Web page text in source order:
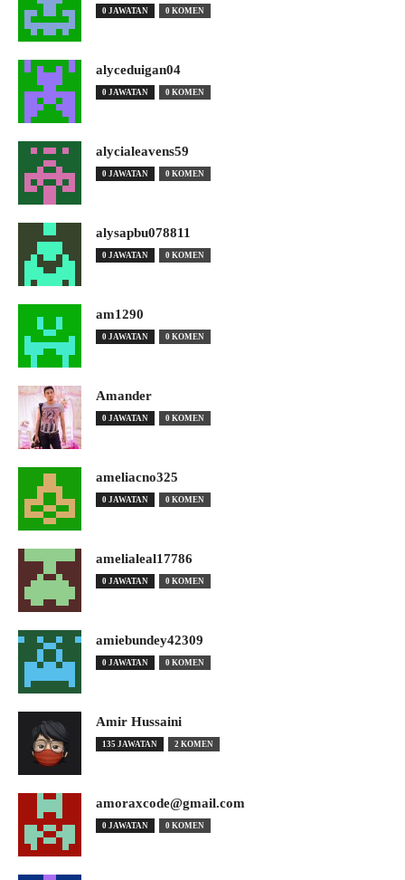
0 JAWATAN 0 KOMEN
alyceduigan04
0 JAWATAN 0 KOMEN
alycialeavens59
0 JAWATAN 0 KOMEN
alysapbu078811
0 JAWATAN 0 KOMEN
am1290
0 JAWATAN 0 KOMEN
Amander
0 JAWATAN 0 KOMEN
ameliacno325
0 JAWATAN 0 KOMEN
amelialeal17786
0 JAWATAN 0 KOMEN
amiebundey42309
0 JAWATAN 0 KOMEN
Amir Hussaini
135 JAWATAN 2 KOMEN
amoraxcode@gmail.com
0 JAWATAN 0 KOMEN